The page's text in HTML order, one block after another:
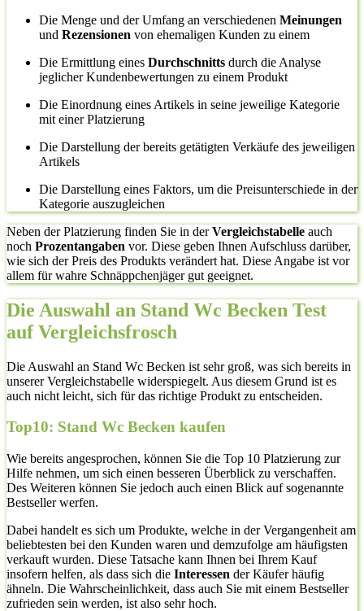
Die Menge und der Umfang an verschiedenen Meinungen
und Rezensionen von ehemaligen Kunden zu einem
Die Ermittlung eines Durchschnitts durch die Analyse
jeglicher Kundenbewertungen zu einem Produkt
Die Einordnung eines Artikels in seine jeweilige Kategorie
mit einer Platzierung
Die Darstellung der bereits getätigten Verkäufe des jeweiligen
Artikels
Die Darstellung eines Faktors, um die Preisunterschiede in der
Kategorie auszugleichen
Neben der Platzierung finden Sie in derVergleichstabelle auch
noch Prozentangaben vor. Diese geben Ihnen Aufschluss darüber,
wie sich der Preis des Produkts verändert hat. Diese Angabe ist vor
allem für wahre Schnäppchenjäger gut geeignet.
Die Auswahl an Stand Wc Becken Test
auf Vergleichsfrosch
Die Auswahl an Stand Wc Becken ist sehr groß, was sich bereits in
unserer Vergleichstabelle widerspiegelt. Aus diesem Grund ist es
auch nicht leicht, sich für das richtige Produkt zu entscheiden.
Top10: Stand Wc Becken kaufen
Wie bereits angesprochen, können Sie die Top 10 Platzierung zur
Hilfe nehmen, um sich einen besseren Überblick zu verschaffen.
Des Weiteren können Sie jedoch auch einen Blick auf sogenannte
Bestseller werfen.
Dabei handelt es sich um Produkte, welche in der Vergangenheit am
beliebtesten bei den Kunden waren und demzufolge am häufigsten
verkauft wurden. Diese Tatsache kann Ihnen bei Ihrem Kauf
insofern helfen, als dass sich die Interessen der Käufer häufig
ähneln. Die Wahrscheinlichkeit, dass auch Sie mit einem Bestseller
zufrieden sein werden, ist also sehr hoch.